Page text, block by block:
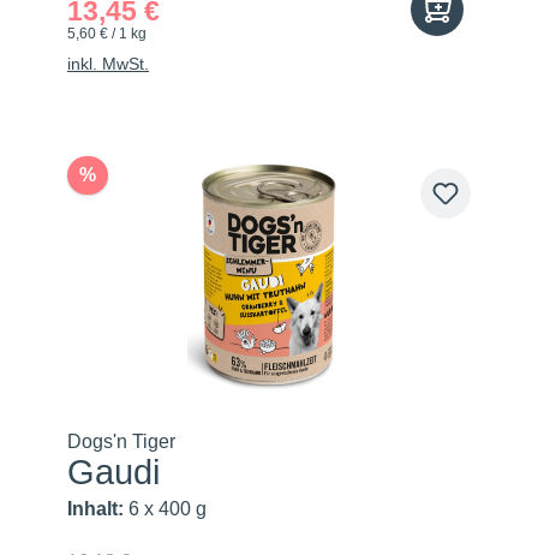
13,45 €
5,60 € / 1 kg
inkl. MwSt.
%
Dogs'n Tiger
Gaudi
Inhalt: 6 x 400 g